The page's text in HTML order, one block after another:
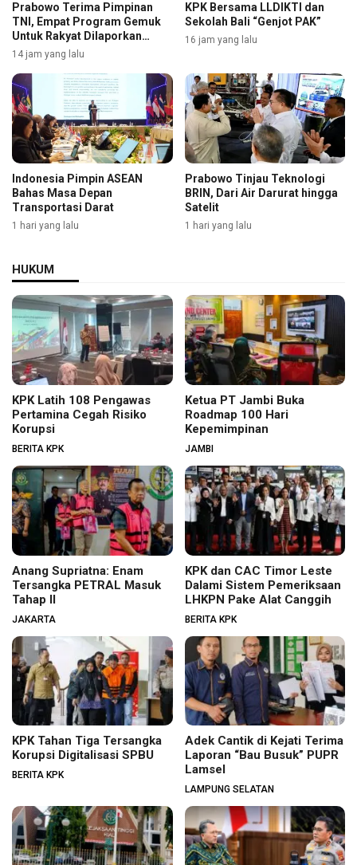
Prabowo Terima Pimpinan
TNI, Empat Program Gemuk
Untuk Rakyat Dilaporkan
Selengkapnya
14 jam yang lalu
KPK Bersama LLDIKTI dan
Sekolah Bali “Genjot PAK”
16 jam yang lalu
Indonesia Pimpin ASEAN
Bahas Masa Depan
Transportasi Darat
1 hari yang lalu
Prabowo Tinjau Teknologi
BRIN, Dari Air Darurat hingga
Satelit
1 hari yang lalu
HUKUM
KPK Latih 108 Pengawas
Pertamina Cegah Risiko
Korupsi
BERITA KPK
Ketua PT Jambi Buka
Roadmap 100 Hari
Kepemimpinan
JAMBI
Anang Supriatna: Enam
Tersangka PETRAL Masuk
Tahap II
JAKARTA
KPK dan CAC Timor Leste
Dalami Sistem Pemeriksaan
LHKPN Pake Alat Canggih
BERITA KPK
KPK Tahan Tiga Tersangka
Korupsi Digitalisasi SPBU
BERITA KPK
Adek Cantik di Kejati Terima
Laporan “Bau Busuk” PUPR
Lamsel
LAMPUNG SELATAN